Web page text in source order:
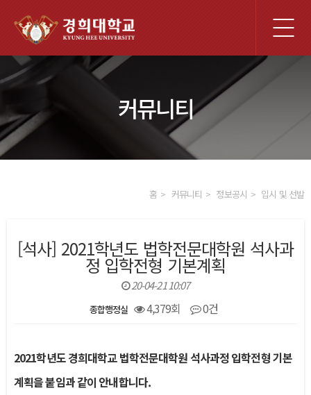
체
메
커뮤니티
홈 커뮤니티 정보공시 입시 및 선발
[석사] 2021학년도 법학전문대학원 석사과
정 입학전형 기본계획
20-04-21 10:07
종합행정실 4,379회 0건
2021학년도 경희대학교 법학전문대학원 석사과정 입학전형 기본
계획을 붙임과 같이 안내합니다.